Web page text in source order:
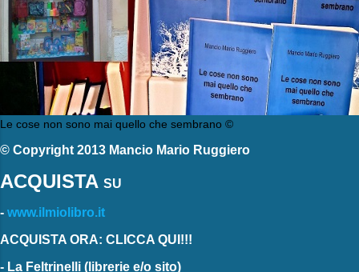
Le cose non sono mai quello che sembrano ©
© Copyright 2013 Mancio Mario Ruggiero
ACQUISTA SU
- www.ilmiolibro.it
ACQUISTA ORA: CLICCA QUI!!!
- La Feltrinelli (librerie e/o sito)